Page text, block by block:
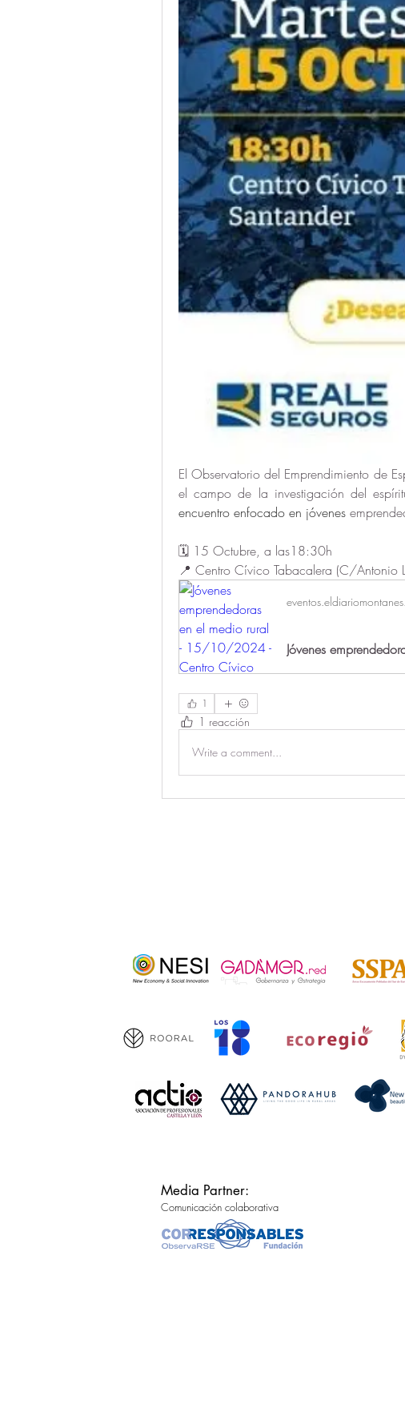
El Observatorio del Emprendimiento de
el campo de la investigación del
encuentro enfocado en jóvenes
🗓️ 15 Octubre, a las18:30h
📍 Centro Cívico Tabacalera (C/
1
1 reacción
Write a comment...
Media Partner:
Comunicación colaborativa